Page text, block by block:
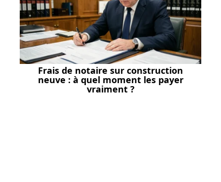
Frais de notaire sur construction
neuve : à quel moment les payer
vraiment ?